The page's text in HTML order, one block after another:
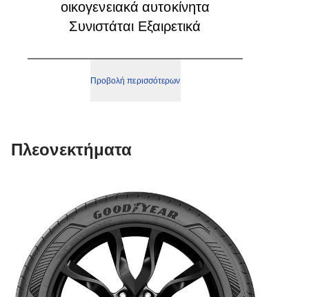
οικογενειακά αυτοκίνητα
Συνιστάται Εξαιρετικά
Προβολή περισσότερων
Πλεονεκτήματα